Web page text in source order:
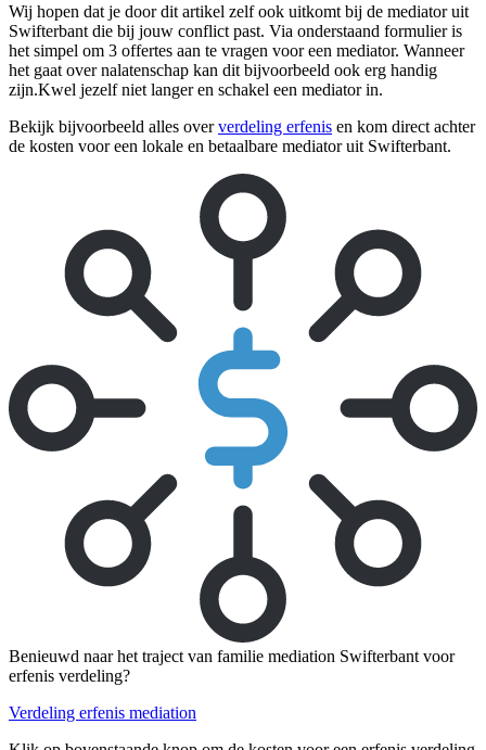
Wij hopen dat je door dit artikel zelf ook uitkomt bij de mediator uit
Swifterbant die bij jouw conflict past. Via onderstaand formulier is
het simpel om 3 offertes aan te vragen voor een mediator. Wanneer
het gaat over nalatenschap kan dit bijvoorbeeld ook erg handig
zijn.Kwel jezelf niet langer en schakel een mediator in.
Bekijk bijvoorbeeld alles oververdeling erfenis en kom direct achter
de kosten voor een lokale en betaalbare mediator uit Swifterbant.
Benieuwd naar het traject van familie mediation Swifterbant voor
erfenis verdeling?
Verdeling erfenis mediation